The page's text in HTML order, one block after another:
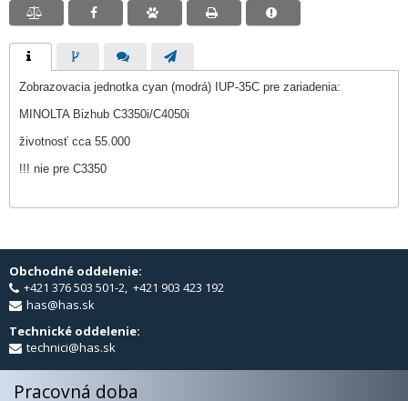
Zobrazovacia jednotka cyan (modrá) IUP-35C pre zariadenia:
MINOLTA Bizhub C3350i/C4050i
životnosť cca 55.000
!!! nie pre C3350
Obchodné oddelenie:
+421 376 503 501-2, +421 903 423 192
has@has.sk
Technické oddelenie:
technici@has.sk
Pracovná doba